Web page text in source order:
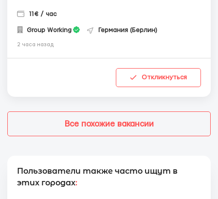
11€ / час
Group Working Германия (Берлин)
2 часа назад
Откликнуться
Все похожие вакансии
Пользователи также часто ищут в
этих городах: